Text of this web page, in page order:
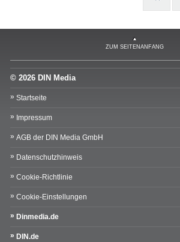
ZUM SEITENANFANG
© 2026 DIN Media
Startseite
Impressum
AGB der DIN Media GmbH
Datenschutzhinweis
Cookie-Richtlinie
Cookie-Einstellungen
Dinmedia.de
DIN.de